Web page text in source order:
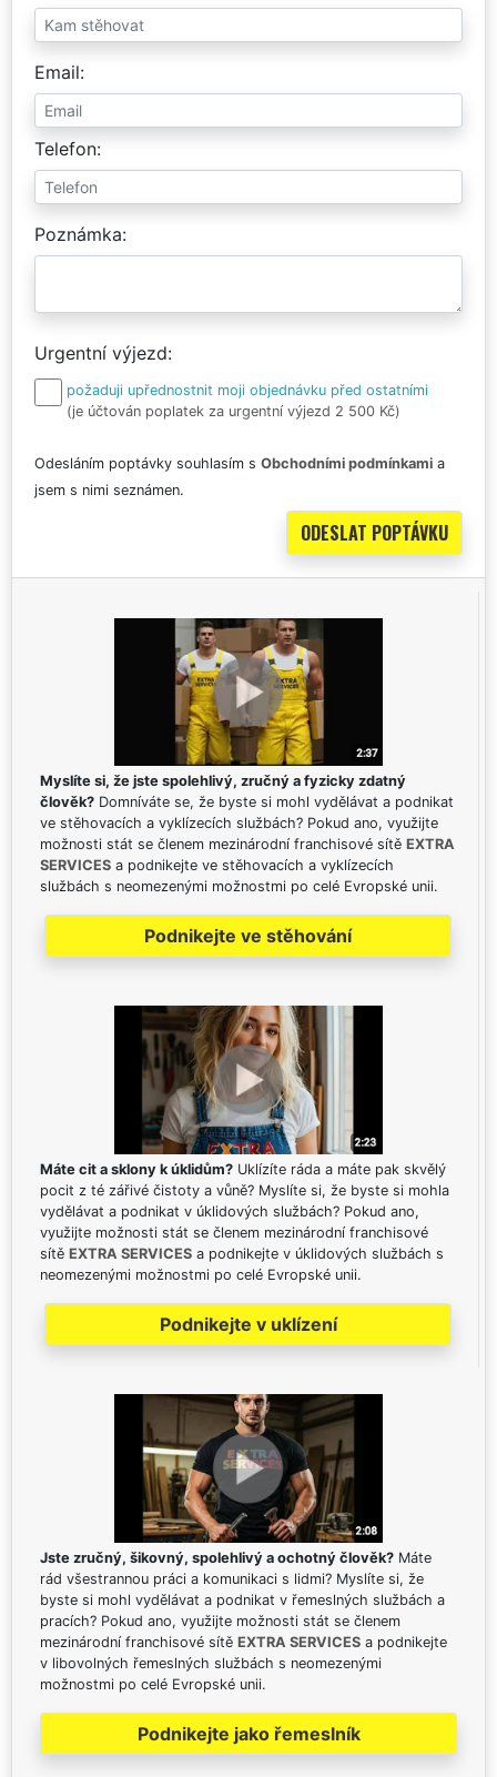
Email
Telefon
Poznámka
Urgentní výjezd
požaduji upřednostnit moji objednávku před ostatními
(je účtován poplatek za urgentní výjezd 2 500 Kč)
Odesláním poptávky souhlasím s Obchodními podmínkami a
jsem s nimi seznámen.
Myslíte si, že jste spolehlivý, zručný a fyzicky zdatný
člověk? Domníváte se, že byste si mohl vydělávat a podnikat
ve stěhovacích a vyklízecích službách? Pokud ano, využijte
možnosti stát se členem mezinárodní franchisové sítě EXTRA
SERVICES a podnikejte ve stěhovacích a vyklízecích
službách s neomezenými možnostmi po celé Evropské unii.
Podnikejte ve stěhování
Máte cit a sklony k úklidům? Uklízíte ráda a máte pak skvělý
pocit z té zářivé čistoty a vůně? Myslíte si, že byste si mohla
vydělávat a podnikat v úklidových službách? Pokud ano,
využijte možnosti stát se členem mezinárodní franchisové
sítě EXTRA SERVICES a podnikejte v úklidových službách s
neomezenými možnostmi po celé Evropské unii.
Podnikejte v uklízení
Jste zručný, šikovný, spolehlivý a ochotný člověk? Máte
rád všestrannou práci a komunikaci s lidmi? Myslíte si, že
byste si mohl vydělávat a podnikat v řemeslných službách a
pracích? Pokud ano, využijte možnosti stát se členem
mezinárodní franchisové sítě EXTRA SERVICES a podnikejte
v libovolných řemeslných službách s neomezenými
možnostmi po celé Evropské unii.
Podnikejte jako řemeslník